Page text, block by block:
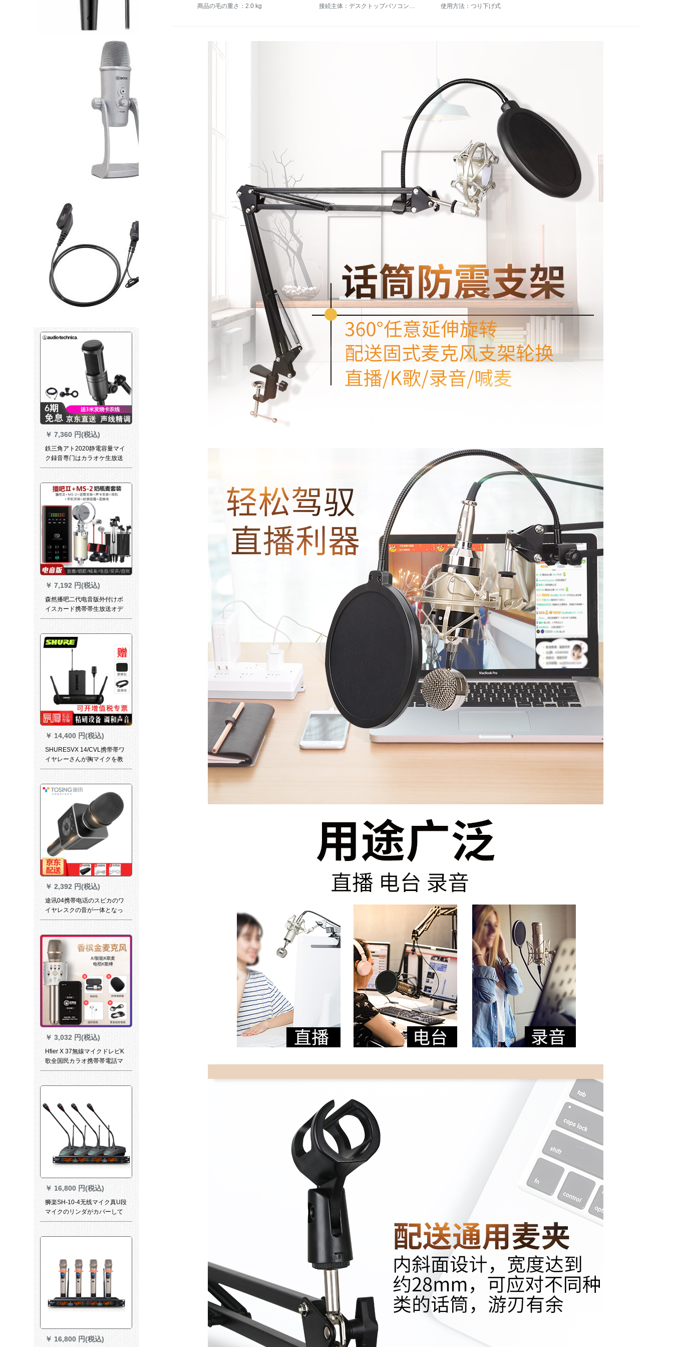
￥ 7,360 円(税込)
鉄三角アト2020静電容量マイ
ク録音専门はカラオケ生放送
キャスターで全セト録音カー
コで通用する早手歌はマイク
専用のマイクを標準装備して
います。
￥ 7,192 円(税込)
森然播吧二代电音版外付けボ
イスカード携帯帯生放送オデ
ュオカーカーカードドドスポ
オ录音マイク全民カラオケ携
帯帯电话マイク速手振り生放
送コード设备セントで生放送
します。II電音版+MS-2哺乳瓶
のマックセット
￥ 14,400 円(税込)
SHURESVX 14/CVL携带帯ワ
イヤレーさんが胸マイクを教
えてくれます。
￥ 2,392 円(税込)
途讯04携帯电话のスピカのワ
イヤレスクの音が一体となっ
ています。万能的な麦K歌ブラ
KTVのK歌の音が高くて冷たい
です。
￥ 3,032 円(税込)
Hfier X 37無線マイクドレビK
歌全国民カラオ携帯帯電話マ
イク無線Bluetoothマイクラ一
￥ 16,800 円(税込)
狮楽SH-10-4无线マイク真U段
マイクのリンダがカバーして
います。スティックを持って
￥ 16,800 円(税込)
商品の毛の重さ：2.0 kg 接続主体：デスクトップパソコン、ノートパソコン 使用方法：つり下げ式